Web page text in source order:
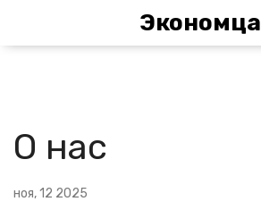
Экономца
О нас
ноя, 12 2025